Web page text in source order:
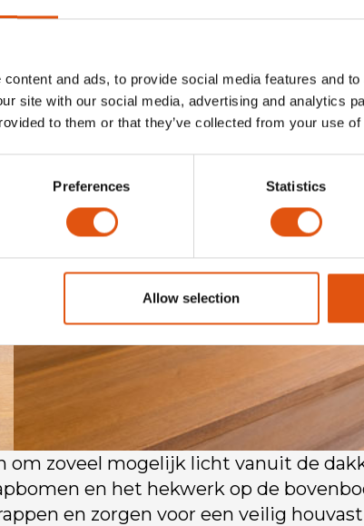
and ads, to provide social media features and
site with our social media, advertising and analytics
to them or that they’ve collected from your use
Preferences Statistics
Allow selection
zoveel mogelijk licht vanuit de
en het hekwerk op de
en zorgen voor een veilig